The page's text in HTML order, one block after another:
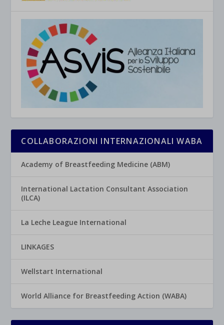
COLLABORAZIONI INTERNAZIONALI WABA
Academy of Breastfeeding Medicine (ABM)
International Lactation Consultant Association
(ILCA)
La Leche League International
LINKAGES
Wellstart International
World Alliance for Breastfeeding Action (WABA)